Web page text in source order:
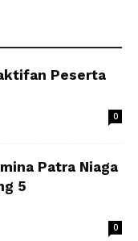
Peserta
0
Patra Niaga
5
0